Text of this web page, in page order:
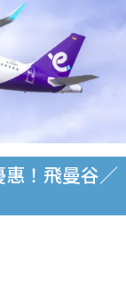
！飛曼谷／